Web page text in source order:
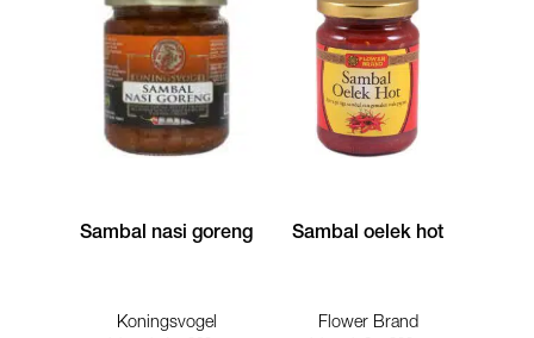
Sambal nasi goreng
Koningsvogel
Sambal oelek hot
Flower Brand